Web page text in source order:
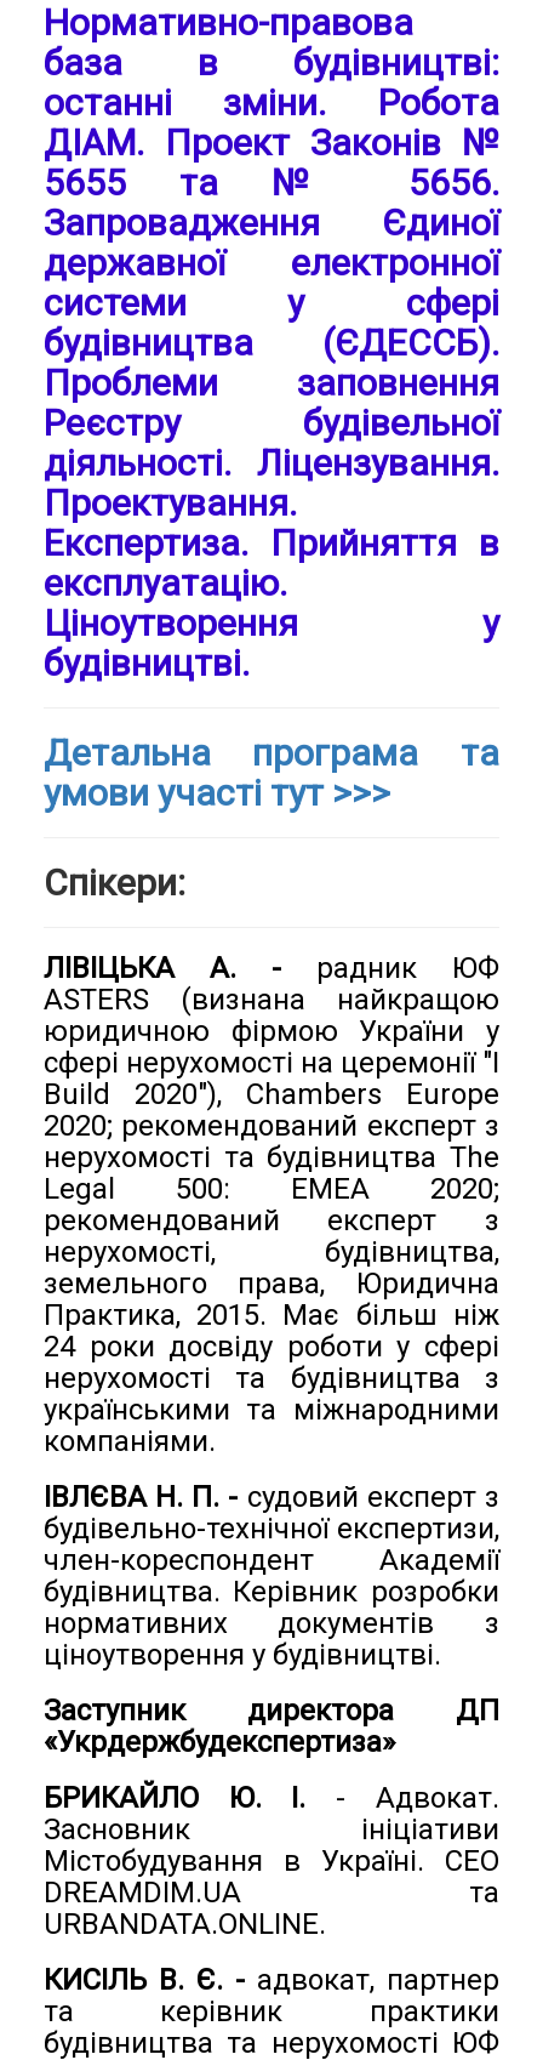
Нормативно-правова
база в будівництві:
останні зміни. Робота
ДІАМ. Проект Законів №
5655 та № 5656.
Запровадження Єдиної
державної електронної
системи у сфері
будівництва (ЄДЕССБ).
Проблеми заповнення
Реєстру будівельної
діяльності. Ліцензування.
Проектування.
Експертиза. Прийняття в
експлуатацію.
Ціноутворення у
будівництві.
Детальна програма та
умови участі тут >>>
Спікери:
ЛІВІЦЬКА А. - радник ЮФ
ASTERS (визнана найкращою
юридичною фірмою України у
сфері нерухомості на церемонії "I
Build 2020"), Chambers Europe
2020; рекомендований експерт з
нерухомості та будівництва The
Legal 500: EMEA 2020;
рекомендований експерт з
нерухомості, будівництва,
земельного права, Юридична
Практика, 2015. Має більш ніж
24 роки досвіду роботи у сфері
нерухомості та будівництва з
українськими та міжнародними
компаніями.
ІВЛЄВА Н. П. - судовий експерт з
будівельно-технічної експертизи,
член-кореспондент Академії
будівництва. Керівник розробки
нормативних документів з
ціноутворення у будівництві.
Заступник директора ДП
«Укрдержбудекспертиза»
БРИКАЙЛО Ю. І. - Адвокат.
Засновник ініціативи
Містобудування в Україні. CEO
DREAMDIM.UA та
URBANDATA.ONLINE.
КИСІЛЬ В. Є. - адвокат, партнер
та керівник практики
будівництва та нерухомості ЮФ